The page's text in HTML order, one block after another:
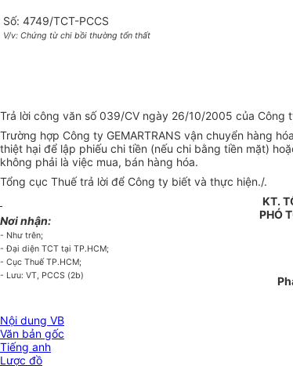
Số: 4749/TCT-PCCS
V/v: Chứng từ chi bồi thường tổn thất
Trả lời công văn số 039/CV ngày 26/10/2005 của Công
Trường hợp Công ty GEMARTRANS vận chuyển hàng
thiệt hại để lập phiếu chi tiền (nếu chi bằng tiền mặt)
không phải là việc mua, bán hàng hóa.
Tổng cục Thuế trả lời để Công ty biết và thực hiện./.
Nơi nhận:
- Như trên;
- Đại diện TCT tại TP.HCM;
- Cục Thuế TP.HCM;
- Lưu: VT, PCCS (2b)
KT.
PHÓ
Nội dung VB
Văn bản gốc
Tiếng anh
Lược đồ